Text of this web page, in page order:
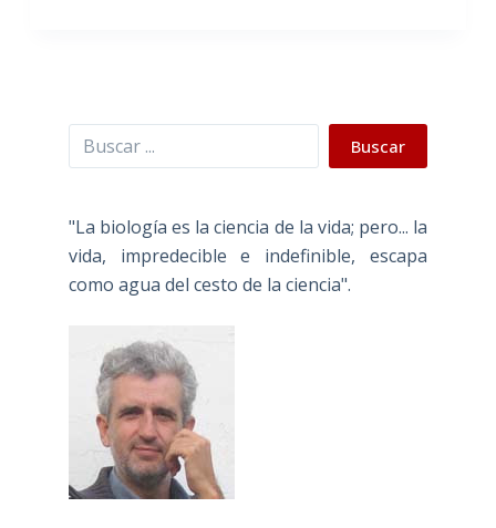
Buscar Buscar
"La biología es la ciencia de la vida; pero... la
vida, impredecible e indefinible, escapa
como agua del cesto de la ciencia".